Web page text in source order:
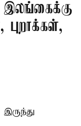
இலங்கைக்கு